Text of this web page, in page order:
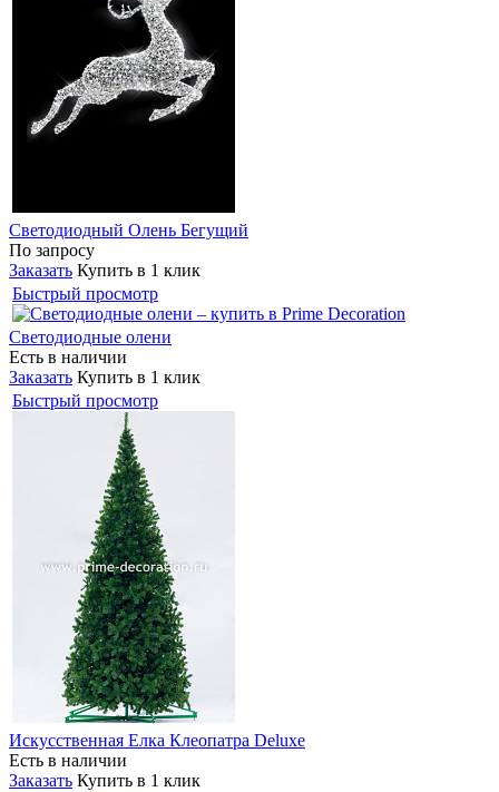
Светодиодный Олень Бегущий
По запросу
Заказать Купить в 1 клик
Быстрый просмотр
Светодиодные олени
Есть в наличии
Заказать Купить в 1 клик
Быстрый просмотр
Искусственная Елка Клеопатра Deluxe
Есть в наличии
Заказать Купить в 1 клик